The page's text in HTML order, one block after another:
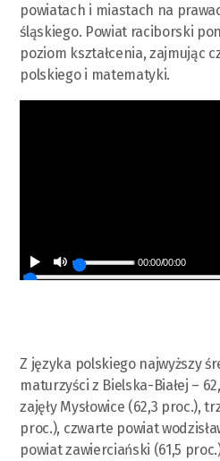
powiatach i miastach na
śląskiego. Powiat raciborski
poziom kształcenia, zajmując
polskiego i matematyki.
00:00/00:00
Z języka polskiego najwyższy
maturzyści z Bielska-Białej –
zajęły Mysłowice (62,3 proc.),
proc.), czwarte powiat
powiat zawierciański (61,5